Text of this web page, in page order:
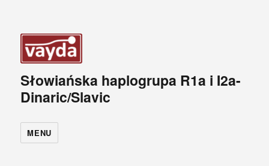
Słowiańska haplogrupa R1a i I2a-
Dinaric/Slavic
MENU